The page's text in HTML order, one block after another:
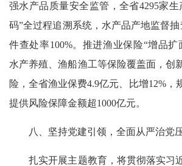
强水产品质量安全监管，全省4295家
码”全过程追溯系统，水产品产地监督抽
件查处率100%。推进渔业保险“增品扩
水产养殖、渔船渔工等保险覆盖面，创
险，全省渔业保费4.9亿元、比增12%，
提供风险保障金额超1000亿元。
八、坚持党建引领，全面从严治党
扎实开展主题教育，将贯彻落实习